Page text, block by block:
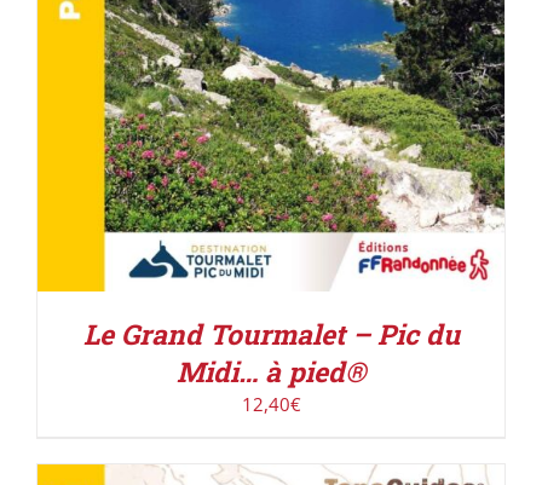
Le Grand Tourmalet – Pic du
Midi… à pied®
12,40€